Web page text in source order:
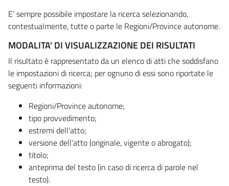
E' sempre possibile impostare la ricerca selezionando,
contestualmente, tutte o parte le Regioni/Province autonome.
MODALITA' DI VISUALIZZAZIONE DEI RISULTATI
Il risultato è rappresentato da un elenco di atti che soddisfano
le impostazioni di ricerca; per ognuno di essi sono riportate le
seguenti informazioni:
Regioni/Province autonome;
tipo provvedimento;
estremi dell'atto;
versione dell'atto (originale, vigente o abrogato);
titolo;
anteprima del testo (in caso di ricerca di parole nel
testo).